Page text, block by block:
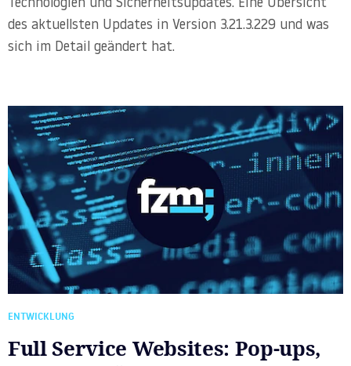
Technologien und Sicherheitsupdates. Eine Übersicht
des aktuellsten Updates in Version 3.21.3.229 und was
sich im Detail geändert hat.
ENTWICKLUNG
Full Service Websites: Pop-ups,